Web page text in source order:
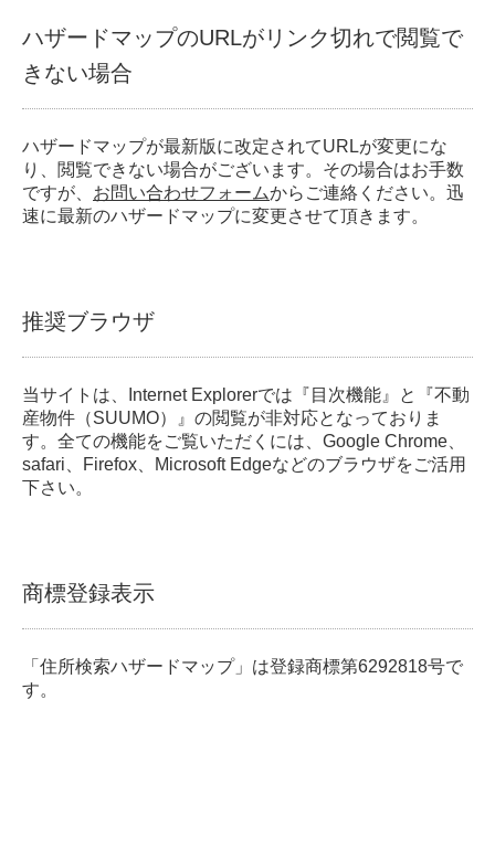
ハザードマップのURLがリンク切れで閲覧で
きない場合
ハザードマップが最新版に改定されてURLが変更にな
り、閲覧できない場合がございます。その場合はお手数
ですが、 お問い合わせフォームからご連絡ください。迅
速に最新のハザードマップに変更させて頂きます。
推奨ブラウザ
当サイトは、Internet Explorerでは『目次機能』と『不動
産物件（SUUMO）』の閲覧が非対応となっておりま
す。全ての機能をご覧いただくには、Google Chrome、
safari、Firefox、Microsoft Edgeなどのブラウザをご活用
下さい。
商標登録表示
「住所検索ハザードマップ」は登録商標第6292818号で
す。